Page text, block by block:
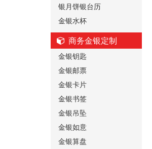
银月饼银台历
金银水杯
商务金银定制
金银钥匙
金银邮票
金银卡片
金银书签
金银吊坠
金银如意
金银算盘